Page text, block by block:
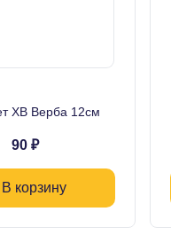
ХВ Верба 12см
90 ₽
В корзину